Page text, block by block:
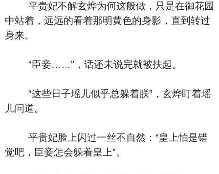
平贵妃不解玄烨为何这般做，只是在御花园
中站着，远远的看着那明黄色的身影，直到转过
身来。
“臣妾……”，话还未说完就被扶起。
“这些日子瑶儿似乎总躲着朕”，玄烨盯着瑶
儿问道。
平贵妃脸上闪过一丝不自然：“皇上怕是错
觉吧，臣妾怎会躲着皇上”。